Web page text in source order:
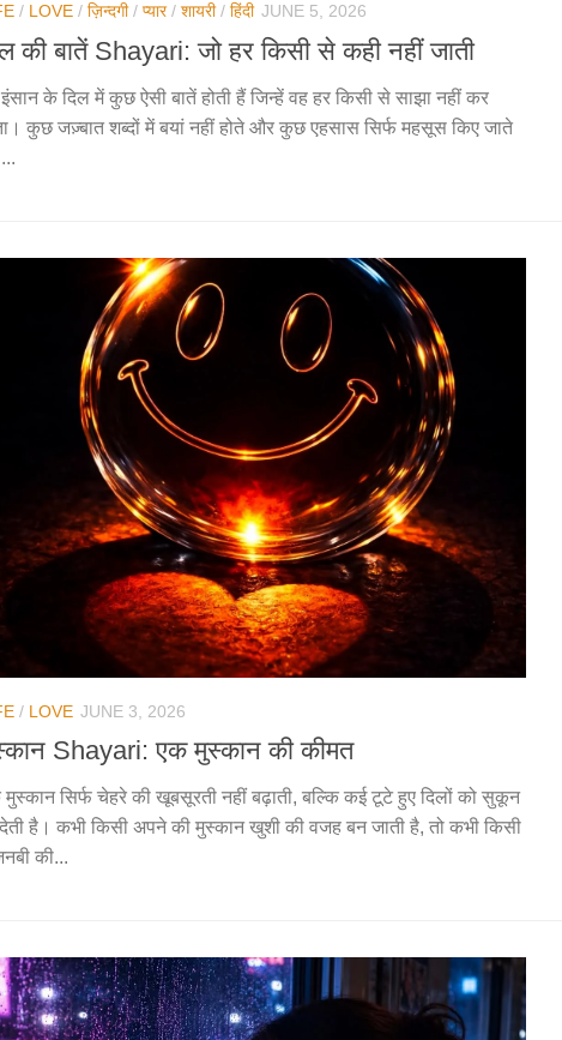
/ LOVE / ज़िन्दगी/ प्यार/ शायरी/ हिंदी JUNE 5, 2026
की बातें Shayari: जो हर किसी से कही नहीं जाती
के दिल में कुछ ऐसी बातें होती हैं जिन्हें वह हर किसी से साझा नहीं कर
कुछ जज़्बात शब्दों में बयां नहीं होते और कुछ एहसास सिर्फ महसूस किए जाते
/ LOVE JUNE 3, 2026
Shayari: एक मुस्कान की कीमत
सिर्फ चेहरे की खूबसूरती नहीं बढ़ाती, बल्कि कई टूटे हुए दिलों को सुकून
है। कभी किसी अपने की मुस्कान खुशी की वजह बन जाती है, तो कभी किसी
की...